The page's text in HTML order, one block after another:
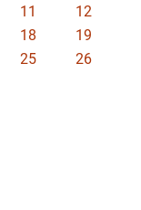
11
12
18
19
25
26